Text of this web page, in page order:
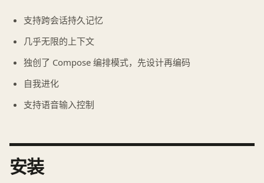
支持跨会话持久记忆
几乎无限的上下文
独创了 Compose 编排模式，先设计再编码
自我进化
支持语音输入控制
安装